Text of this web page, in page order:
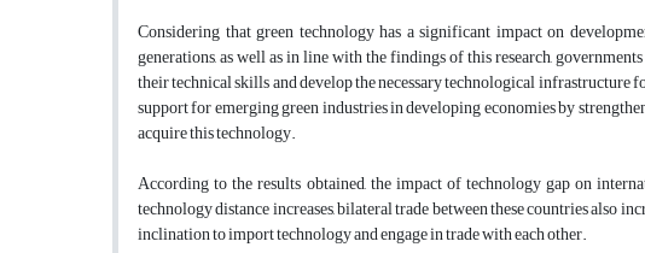
Considering that green technology has a significant impact on
generations, as well as in line with the findings of this research,
their technical skills and develop the necessary technological
support for emerging green industries in developing economies by
acquire this technology.
According to the results obtained, the impact of technology gap on
technology distance increases, bilateral trade between these countries also i
inclination to import technology and engage in trade with each other.